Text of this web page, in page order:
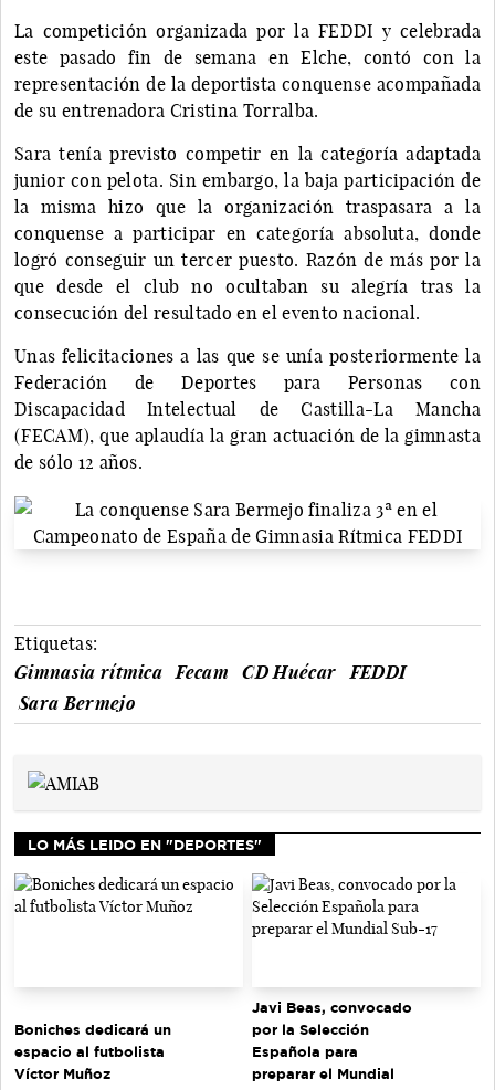
La competición organizada por la FEDDI y celebrada
este pasado fin de semana en Elche, contó con la
representación de la deportista conquense acompañada
de su entrenadora Cristina Torralba.
Sara tenía previsto competir en la categoría adaptada
junior con pelota. Sin embargo, la baja participación de
la misma hizo que la organización traspasara a la
conquense a participar en categoría absoluta, donde
logró conseguir un tercer puesto. Razón de más por la
que desde el club no ocultaban su alegría tras la
consecución del resultado en el evento nacional.
Unas felicitaciones a las que se unía posteriormente la
Federación de Deportes para Personas con
Discapacidad Intelectual de Castilla-La Mancha
(FECAM), que aplaudía la gran actuación de la gimnasta
de sólo 12 años.
Etiquetas:
Gimnasia rítmica
Fecam CD Huécar
FEDDI
Sara Bermejo
LO MÁS LEIDO EN "DEPORTES"
Boniches dedicará un
espacio al futbolista
Víctor Muñoz
Javi Beas, convocado
por la Selección
Española para
preparar el Mundial